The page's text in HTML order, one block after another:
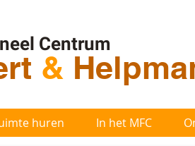
Centrum
&
huren In het MFC